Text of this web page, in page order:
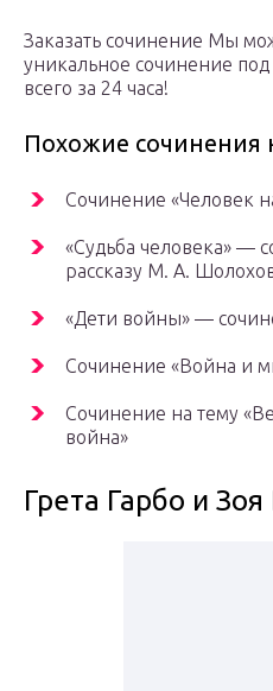
Заказать сочинение Мы
уникальное сочинение
всего за 24 часа!
Похожие сочинения
Сочинение «Человек
«Судьба человека» —
рассказу М. А.
«Дети войны» —
Сочинение «Война и
Сочинение на тему
война»
Грета Гарбо и